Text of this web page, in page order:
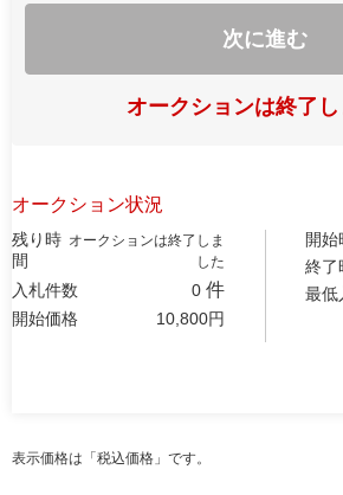
次に進む
オークションは終了
オークション状況
残り時
間
オークションは終了しま
した
入札件数 0 件
開始価格 10,800円
開始
終了
最低
表示価格は「税込価格」です。